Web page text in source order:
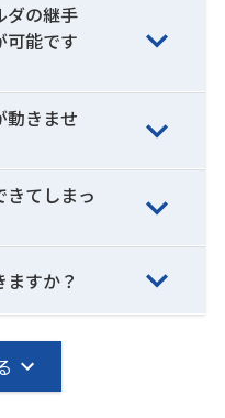
ダの継手
可能です
動きませ
きてしまっ
すか？